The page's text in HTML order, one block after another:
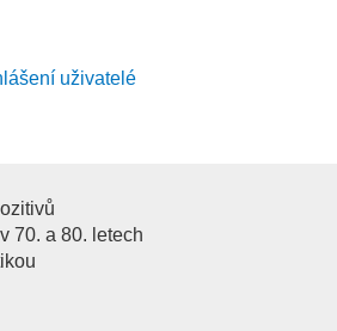
uživatelé
70. a 80. letech